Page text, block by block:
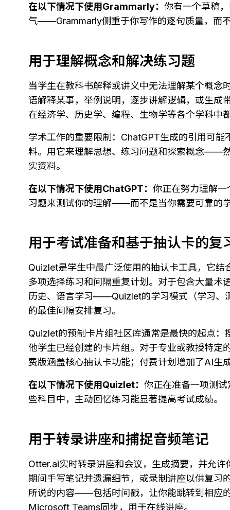
在以下情况下使用Grammarly： 你有一个草稿
气——Grammarly侧重于你写作的逐句质量，而不
用于理解概念和解决练习题
当学生在教科书解释或讲义中无法理解某个概
语解释某事，举例说明，逐步讲解逻辑，或生成
在经济学、历史学、编程、生物学等各个学科中
学术工作的重要限制：ChatGPT生成的引用可
料。用它来理解思想、练习问题和探索概念——
实资料。
在以下情况下使用ChatGPT： 你正在努力理解
习题来测试你的理解——而不是当你需要可靠的学
用于考试准备和基于抽认卡的复
Quizlet是学生中最广泛使用的抽认卡工具，它结
多项选择练习和间隔重复计划。对于包含大量
历史、语言学习——Quizlet的学习模式（学习、
的最佳间隔安排复习。
Quizlet的预制卡片组社区库通常是最快的起点
他学生已经创建的卡片组。对于专业或教授特定
费版涵盖核心抽认卡功能；付费计划增加了AI生
在以下情况下使用Quizlet： 你正在准备一项测
些科目中，主动回忆练习能显著提高考试成绩。
用于转录讲座和捕捉音频笔记
Otter.ai实时转录讲座和会议，生成摘要，并允
期间手写笔记并遗漏细节，或录制讲座以供复习
所说的内容——包括时间戳，让你能跳转到相应
Microsoft Teams同步，用于在线讲座。